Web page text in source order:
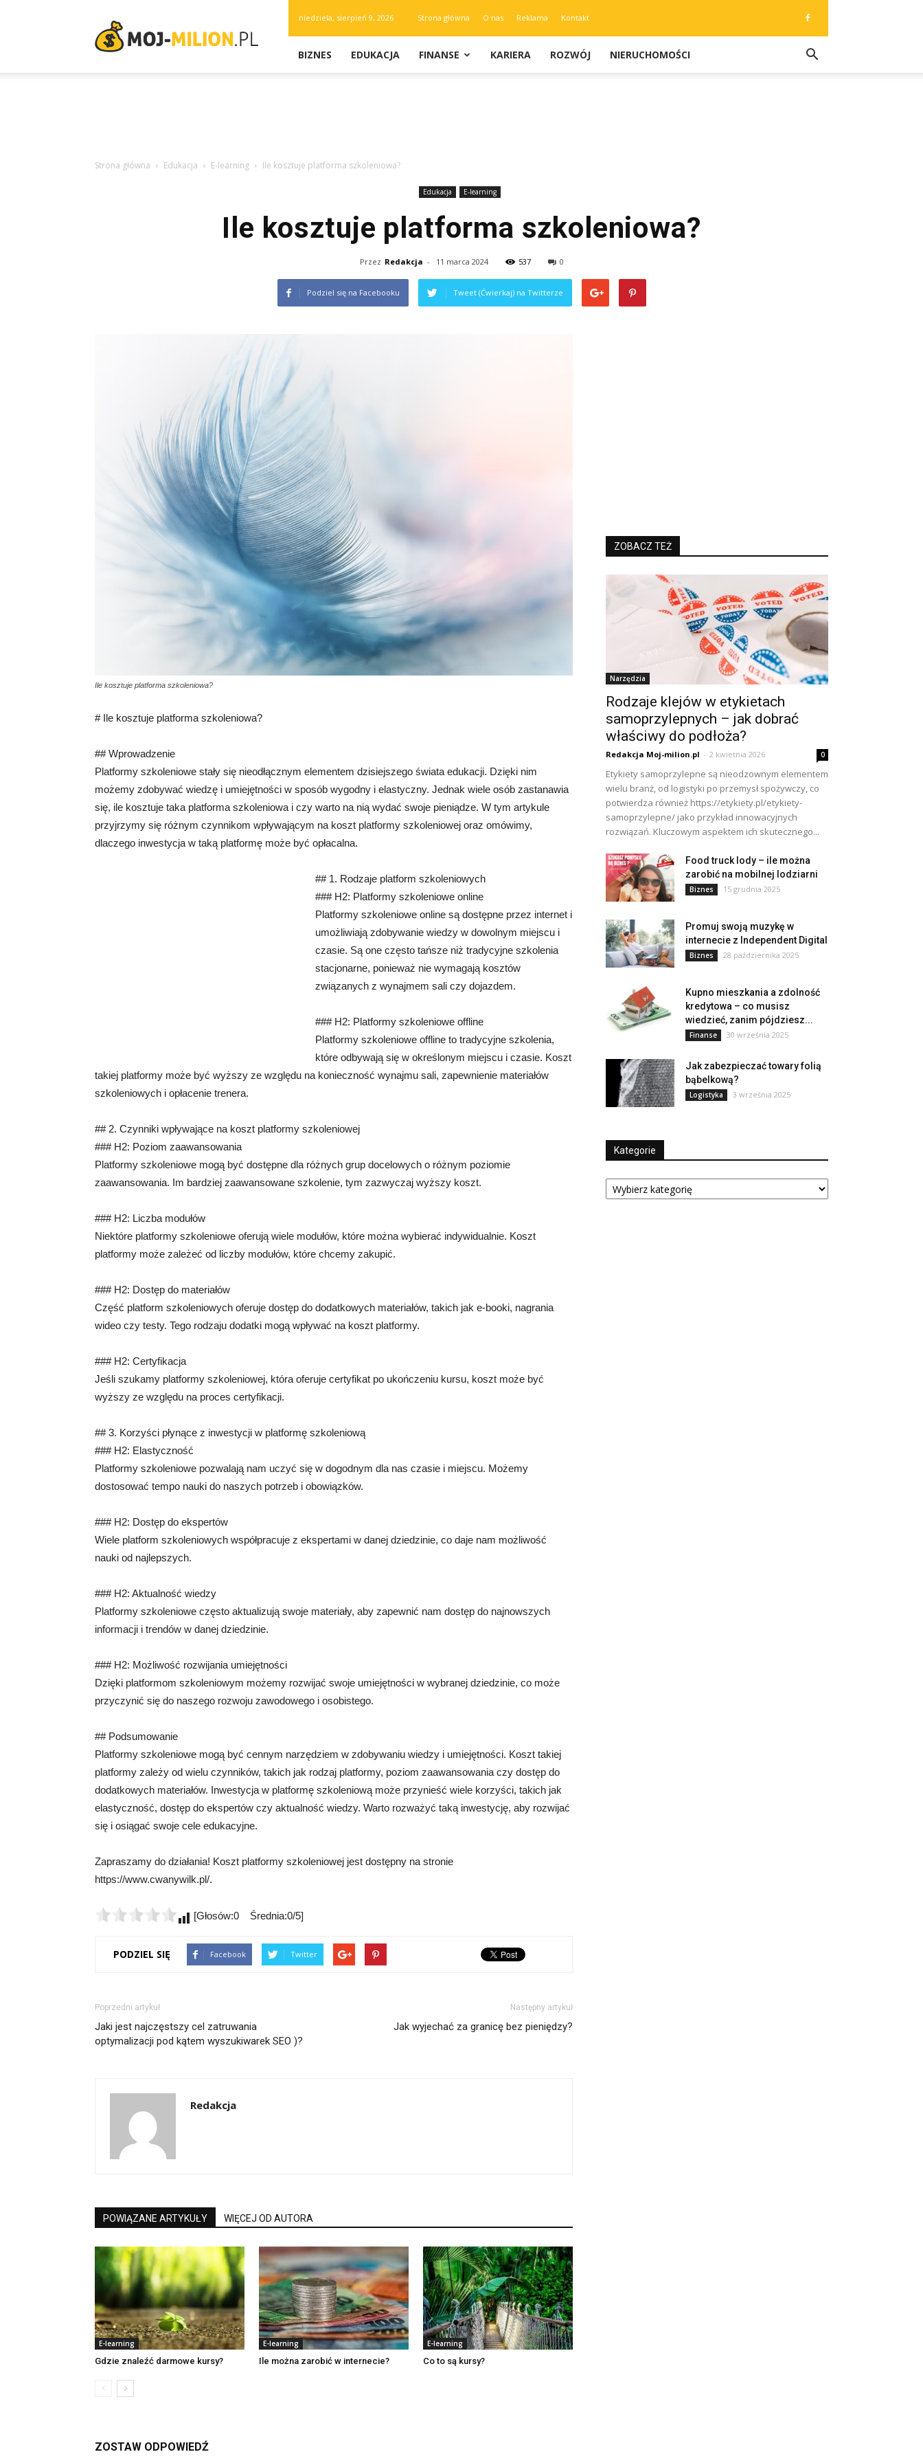
milion.pl
niedziela, sierpień 9, 2026 Strona główna O nas Reklama Kontakt
BIZNES EDUKACJA FINANSE KARIERA ROZWÓJ NIERUCHOMOŚCI
Strona główna Edukacja E-learning Ile kosztuje platforma szkoleniowa?
Edukacja E-learning
Ile kosztuje platforma szkoleniowa?
Przez Redakcja - 11 marca 2024 537 0
Podziel się na Facebooku Tweet (Ćwierkaj) na Twitterze
Ile kosztuje platforma szkoleniowa?
# Ile kosztuje platforma szkoleniowa?
## Wprowadzenie
Platformy szkoleniowe stały się nieodłącznym elementem dzisiejszego świata edukacji. Dzięki nim
możemy zdobywać wiedzę i umiejętności w sposób wygodny i elastyczny. Jednak wiele osób zastanawia
się, ile kosztuje taka platforma szkoleniowa i czy warto na nią wydać swoje pieniądze. W tym artykule
przyjrzymy się różnym czynnikom wpływającym na koszt platformy szkoleniowej oraz omówimy,
dlaczego inwestycja w taką platformę może być opłacalna.
## 1. Rodzaje platform szkoleniowych
### H2: Platformy szkoleniowe online
Platformy szkoleniowe online są dostępne przez internet i
umożliwiają zdobywanie wiedzy w dowolnym miejscu i
czasie. Są one często tańsze niż tradycyjne szkolenia
stacjonarne, ponieważ nie wymagają kosztów
związanych z wynajmem sali czy dojazdem.
### H2: Platformy szkoleniowe offline
Platformy szkoleniowe offline to tradycyjne szkolenia,
które odbywają się w określonym miejscu i czasie. Koszt
takiej platformy może być wyższy ze względu na konieczność wynajmu sali, zapewnienie materiałów
szkoleniowych i opłacenie trenera.
## 2. Czynniki wpływające na koszt platformy szkoleniowej
### H2: Poziom zaawansowania
Platformy szkoleniowe mogą być dostępne dla różnych grup docelowych o różnym poziomie
zaawansowania. Im bardziej zaawansowane szkolenie, tym zazwyczaj wyższy koszt.
### H2: Liczba modułów
Niektóre platformy szkoleniowe oferują wiele modułów, które można wybierać indywidualnie. Koszt
platformy może zależeć od liczby modułów, które chcemy zakupić.
### H2: Dostęp do materiałów
Część platform szkoleniowych oferuje dostęp do dodatkowych materiałów, takich jak e-booki, nagrania
wideo czy testy. Tego rodzaju dodatki mogą wpływać na koszt platformy.
### H2: Certyfikacja
Jeśli szukamy platformy szkoleniowej, która oferuje certyfikat po ukończeniu kursu, koszt może być
wyższy ze względu na proces certyfikacji.
## 3. Korzyści płynące z inwestycji w platformę szkoleniową
### H2: Elastyczność
Platformy szkoleniowe pozwalają nam uczyć się w dogodnym dla nas czasie i miejscu. Możemy
dostosować tempo nauki do naszych potrzeb i obowiązków.
### H2: Dostęp do ekspertów
Wiele platform szkoleniowych współpracuje z ekspertami w danej dziedzinie, co daje nam możliwość
nauki od najlepszych.
### H2: Aktualność wiedzy
Platformy szkoleniowe często aktualizują swoje materiały, aby zapewnić nam dostęp do najnowszych
informacji i trendów w danej dziedzinie.
### H2: Możliwość rozwijania umiejętności
Dzięki platformom szkoleniowym możemy rozwijać swoje umiejętności w wybranej dziedzinie, co może
przyczynić się do naszego rozwoju zawodowego i osobistego.
## Podsumowanie
Platformy szkoleniowe mogą być cennym narzędziem w zdobywaniu wiedzy i umiejętności. Koszt takiej
platformy zależy od wielu czynników, takich jak rodzaj platformy, poziom zaawansowania czy dostęp do
dodatkowych materiałów. Inwestycja w platformę szkoleniową może przynieść wiele korzyści, takich jak
elastyczność, dostęp do ekspertów czy aktualność wiedzy. Warto rozważyć taką inwestycję, aby rozwijać
się i osiągać swoje cele edukacyjne.
Zapraszamy do działania! Koszt platformy szkoleniowej jest dostępny na stronie
https://www.cwanywilk.pl/.
[Głosów:0 Średnia:0/5]
PODZIEL SIĘ Facebook Twitter
Poprzedni artykuł
Jaki jest najczęstszy cel zatruwania
optymalizacji pod kątem wyszukiwarek SEO )?
Następny artykuł
Jak wyjechać za granicę bez pieniędzy?
Redakcja
POWIĄZANE ARTYKUŁY WIĘCEJ OD AUTORA
E-learning
Gdzie znaleźć darmowe kursy?
E-learning
Ile można zarobić w internecie?
E-learning
Co to są kursy?
ZOSTAW ODPOWIEDŹ
ZOBACZ TEŻ
Narzędzia
Rodzaje klejów w etykietach
samoprzylepnych – jak dobrać
właściwy do podłoża?
Redakcja Moj-milion.pl - 2 kwietnia 2026 0
Etykiety samoprzylepne są nieodzownym elementem
wielu branż, od logistyki po przemysł spożywczy, co
potwierdza również https://etykiety.pl/etykiety-
samoprzylepne/ jako przykład innowacyjnych
rozwiązań. Kluczowym aspektem ich skutecznego...
Food truck lody – ile można
zarobić na mobilnej lodziarni
Biznes 15 grudnia 2025
Promuj swoją muzykę w
internecie z Independent Digital
Biznes 28 października 2025
Kupno mieszkania a zdolność
kredytowa – co musisz
wiedzieć, zanim pójdziesz...
Finanse 30 września 2025
Jak zabezpieczać towary folią
bąbelkową?
Logistyka 3 września 2025
Kategorie
Kategorie